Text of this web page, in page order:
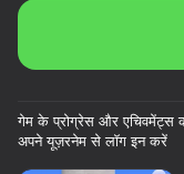
गेम के प्रोग्रेस और एचिवमेंट्स
अपने यूज़रनेम से लॉग इन करें